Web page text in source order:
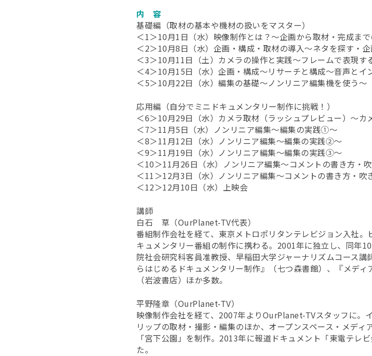
内 容
基礎編（取材の基本や機材の扱いをマスター）
＜1＞10月1日（水）映像制作とは？～企画から取材・完成ま
＜2＞10月8日（水）企画・構成・取材の導入～ネタを探す・
＜3＞10月11日（土）カメラの操作と実践～フレームで表現す
＜4＞10月15日（水）企画・構成～リサーチと構成～音声とイ
＜5＞10月22日（水）編集の基礎～ノンリニア編集機を使う～
応用編（自分でミニドキュメンタリー制作に挑戦！）
＜6＞10月29日（水）カメラ取材（ラッシュプレビュー）～カ
＜7＞11月5日（水）ノンリニア編集～編集の実践①～
＜8＞11月12日（水）ノンリニア編集～編集の実践②～
＜9＞11月19日（水）ノンリニア編集～編集の実践③～
＜10＞11月26日（水）ノンリニア編集～コメントの書き方・
＜11＞12月3日（水）ノンリニア編集～コメントの書き方・吹
＜12＞12月10日（水）上映会
講師
白石 草（OurPlanet-TV代表）
番組制作会社を経て、東京メトロポリタンテレビジョン入社
キュメンタリー番組の制作に携わる。2001年に独立し、同年
院社会研究科客員准教授、早稲田大学ジャーナリズムコース
らはじめるドキュメンタリー制作』（七つ森書館）、『メディ
（岩波書店）ほか多数。
平野隆章（OurPlanet-TV）
映像制作会社を経て、2007年よりOurPlanet-TVスタッフに。
リップの取材・撮影・編集のほか、オープンスペース・メデ
「宮下公園」を制作。2013年に報道ドキュメント「東電テレ
た。